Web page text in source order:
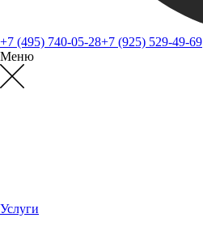
+7 (495) 740-05-28+7 (925) 529-49-69
Меню
Услуги